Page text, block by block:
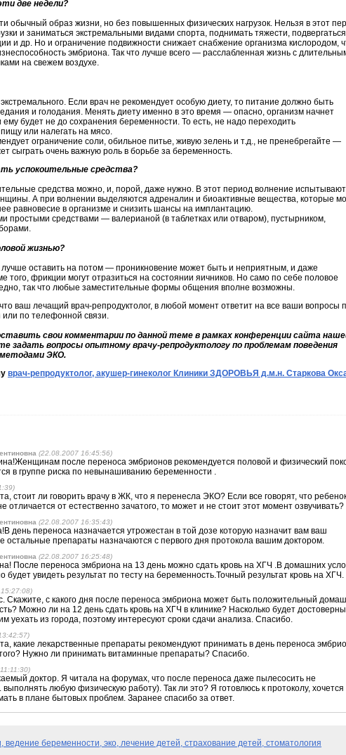
две недели?
обычный образ жизни, но без повышенных физических нагрузок. Нельзя в этот
и заниматься экстремальными видами спорта, поднимать тяжести, подвергаться
и др. Но и ограничение подвижности снижает снабжение организма кислородом,
эмбриона. Так что лучше всего — расслабленная жизнь с
на свежем воздухе.
Если врач не рекомендует особую диету, то питание должно быть
и голодания. Менять диету именно в это время — опасно, организм начнет
ему будет не до сохранения беременности. То есть, не надо переходить
или налегать на мясо.
ограничение соли, обильное питье, живую зелень и т.д., не пренебрегайте —
сыграть очень важную роль в борьбе за беременность.
успокоительные средства?
средства можно, и, порой, даже нужно. В этот период волнение испытывают
А при волнении выделяются адреналин и биоактивные вещества, которые
равновесие в организме и снизить шансы на имплантацию.
простыми средствами — валерианой (в таблетках или отваром), пустырником,
жизнью?
оставить на потом — проникновение может быть и неприятным, и даже
того, фрикции могут отразиться на состоянии яичников. Но само по себе половое
так что любые заместительные формы общения вполне возможны.
ваш лечащий врач-репродуктолог, в любой момент ответит на все ваши вопросы
по телефонной связи.
свои комментарии по данной теме в рамках конференции сайта
задать вопросы опытному врачу-репродуктологу по проблемам поведения
методами ЭКО.
врач-репродуктолог, акушер-гинеколог Клиники ЗДОРОВЬЯ д.м.н. Старкова
(22.08.2007 16:45:56)
после переноса эмбрионов рекомендуется половой и физический
в группе риска по невынашиванию беременности .
стоит ли говорить врачу в ЖК, что я перенесла ЭКО? Если все говорят, что
отличается от естественно зачатого, то может и не стоит этот момент озвучивать?
(22.08.2007 16:35:43)
день переноса назначается утрожестан в той дозе которую назначит вам ваш
остальные препараты назначаются с первого дня протокола вашим доктором.
(22.08.2007 16:25:48)
После переноса эмбриона на 13 день можно сдать кровь на ХГЧ .В домашних
будет увидеть результат по тесту на беременность.Точный результат кровь на ХГЧ.
Скажите, с какого дня после переноса эмбриона может быть положительный
Можно ли на 12 день сдать кровь на ХГЧ в клинике? Насколько будет
уехать из города, поэтому интересуют сроки сдачи анализа. Спасибо.
какие лекарственные препараты рекомендуют принимать в день переноса
Нужно ли принимать витаминные препараты? Спасибо.
доктор. Я читала на форумах, что после переноса даже пылесосить не
выполнять любую физическую работу). Так ли это? Я готовлюсь к протоколу, хочется
в плане бытовых проблем. Заранее спасибо за ответ.
ведение беременности, эко, лечение детей, страхование детей, стоматология